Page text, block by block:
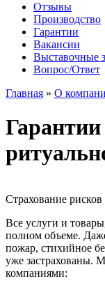
Отзывы
Производство
Гарантии
Вакансии
Выставочные
Вопрос/Ответ
Главная » О
Страхование рисков
Все услуги и
полном объеме.
пожар, стихийное
уже застрахованы.
компаниями: